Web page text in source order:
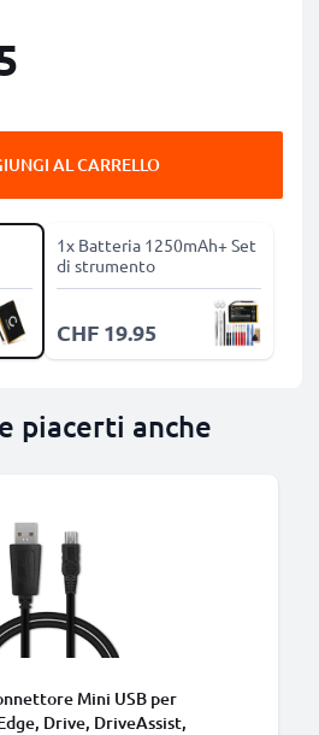
AL CARRELLO
1x Batteria 1250mAh+ Set
di strumento
CHF 19.95
piacerti anche
Mini USB per
Drive, DriveAssist,